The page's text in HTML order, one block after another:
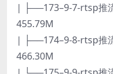
| ├──173–9-7-rtsp推
455.79M
| ├──174–9-8-rtsp推
466.30M